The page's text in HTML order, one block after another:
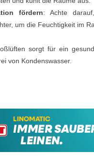
fördern: Achte
um die Feuchtigkeit im
sorgt für ein
von Kondenswasser.